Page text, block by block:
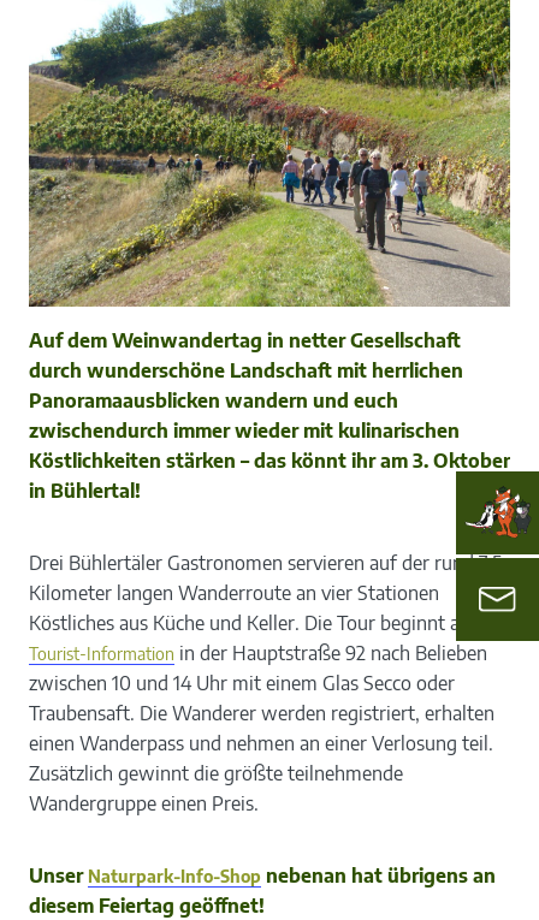
Auf dem Weinwandertag in netter Gesellschaft
durch wunderschöne Landschaft mit herrlichen
Panoramaausblicken wandern und euch
zwischendurch immer wieder mit kulinarischen
Köstlichkeiten stärken – das könnt ihr am 3. Oktober
in Bühlertal!
Drei Bühlertäler Gastronomen servieren auf der rund 7,5
Kilometer langen Wanderroute an vier Stationen
Köstliches aus Küche und Keller. Die Tour beginnt an der
Tourist-Information in der Hauptstraße 92 nach Belieben
zwischen 10 und 14 Uhr mit einem Glas Secco oder
Traubensaft. Die Wanderer werden registriert, erhalten
einen Wanderpass und nehmen an einer Verlosung teil.
Zusätzlich gewinnt die größte teilnehmende
Wandergruppe einen Preis.
Unser Naturpark-Info-Shop nebenan hat übrigens an
diesem Feiertag geöffnet!